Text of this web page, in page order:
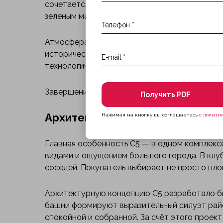
сочетается с динамикой мегаполиса.
зеленым массивам, а соседство с
Атмосфера C5 строится на балансе между
историческое наследие района, но не
технологичности жилья.
Завершение проекта запланировано на IV
Архитектура
Главная особенность С5 — в одном
видами и ощущением большого города. В
соседей. Покупатель выбирает не просто
Архитектурную концепцию С5 разработало
башни формируют выразительный силуэт
спокойной и собранной. За счёт этого
Получить PDF
Нажимая на кнопку вы соглашаетесь с